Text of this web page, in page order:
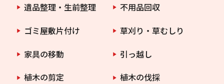
遺品整理・生前整理
不用品回収
ゴミ屋敷片付け
草刈り・草むしり
家具の移動
引っ越し
植木の剪定
植木の伐採